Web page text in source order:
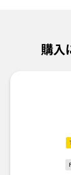
購入